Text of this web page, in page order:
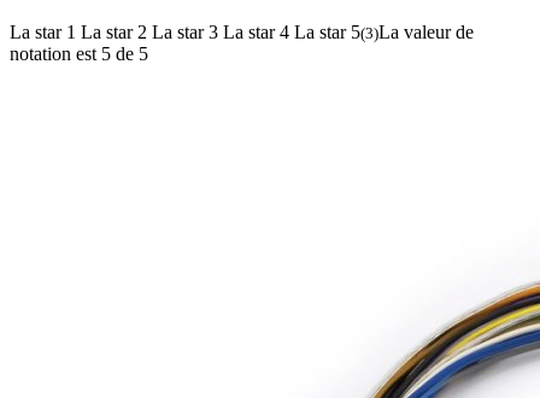
La star 1 La star 2 La star 3 La star 4 La star 5(3)La valeur de
notation est 5 de 5